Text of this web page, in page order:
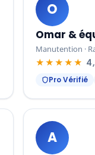
O
Omar &
Manutention ·
★★★★★
Pro Vérifié
A